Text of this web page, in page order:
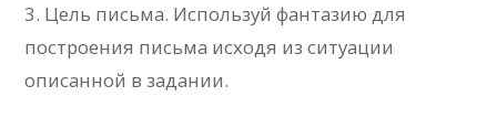
3. Цель письма. Используй фантазию для
построения письма исходя из ситуации
описанной в задании.